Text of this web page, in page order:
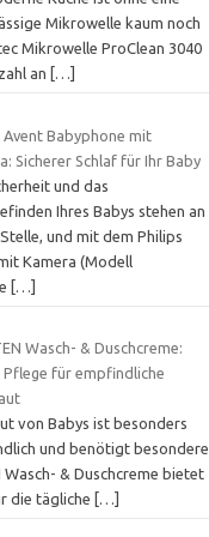
Mikrowelle kaum noch
Mikrowelle ProClean 3040
an
[…]
Avent Babyphone mit
Sicherer Schlaf für Ihr Baby
und das
Ihres Babys stehen an
und mit dem Philips
Kamera (Modell
[…]
Wasch- & Duschcreme:
Pflege für empfindliche
von Babys ist besonders
und benötigt besondere
Wasch- & Duschcreme bietet
die tägliche
[…]